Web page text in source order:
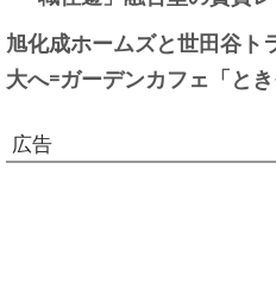
旭化成ホームズと世田谷ト
大へ=ガーデンカフェ「と
広告